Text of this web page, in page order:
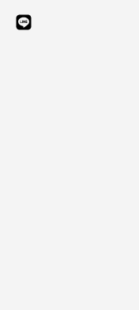
Whatsapp